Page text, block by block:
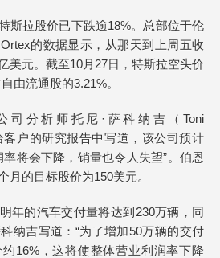
斯拉股价已下跌逾18%。总部位于伦
的数据显示，从那天到上周五收
美元。截至10月27日，特斯拉空头价
由流通股的3.21%。
司分析师托尼·萨科纳吉（Toni
客户的研究报告中写道，该公司预计
将会下降，销量也令人失望”。伯恩
月的目标股价为150美元。
年的汽车交付量将达到230万辆，同
纳吉写道：“为了增加50万辆的交付
16%，这将使整体营业利润率下降